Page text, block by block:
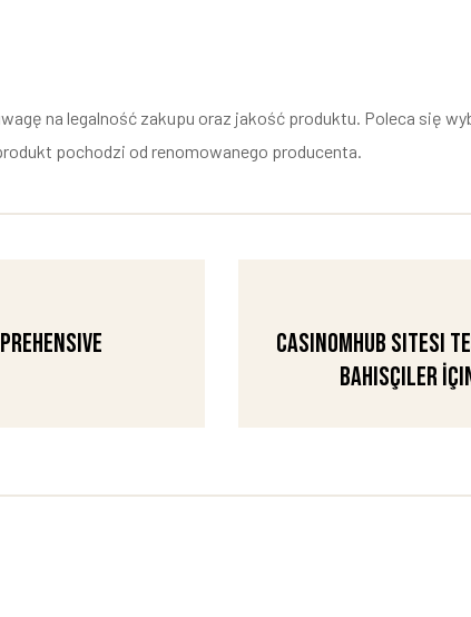
na legalność zakupu oraz jakość produktu. Poleca się
pochodzi od renomowanego producenta.
CasinomHub Sitesi
Bahisçiler